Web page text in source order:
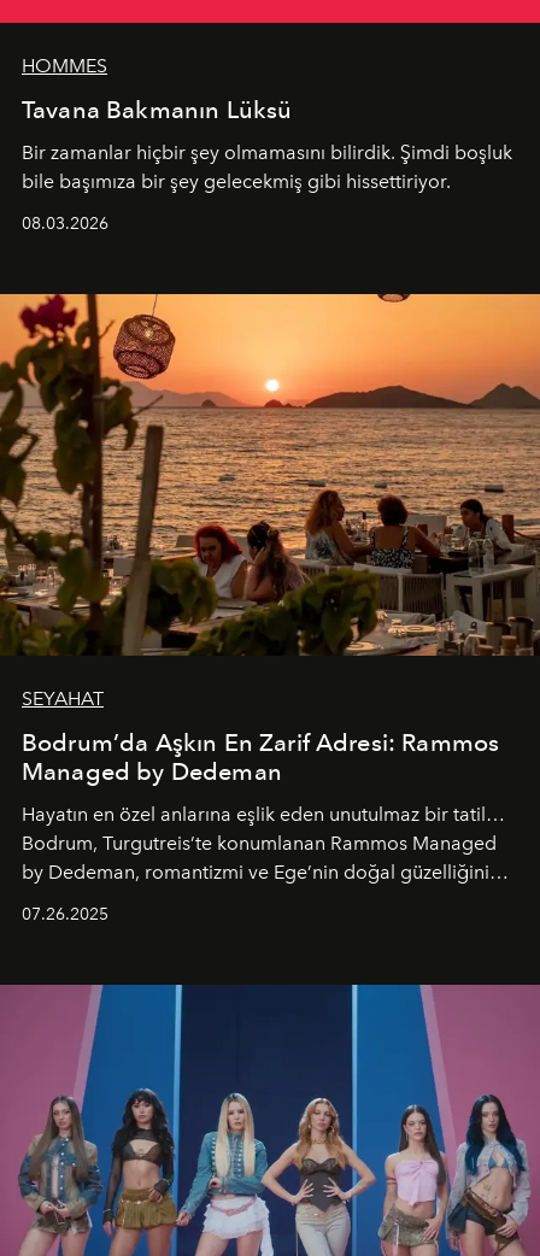
HOMMES
Tavana Bakmanın Lüksü
Bir zamanlar hiçbir şey olmamasını bilirdik. Şimdi boşluk
bile başımıza bir şey gelecekmiş gibi hissettiriyor.
08.03.2026
SEYAHAT
Bodrum’da Aşkın En Zarif Adresi: Rammos
Managed by Dedeman
Hayatın en özel anlarına eşlik eden unutulmaz bir tatil…
Bodrum, Turgutreis’te konumlanan Rammos Managed
by Dedeman, romantizmi ve Ege’nin doğal güzelliğini
07.26.2025